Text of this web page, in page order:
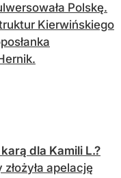
Polskę.
Kierwińskiego
dla Kamili L.?
apelację